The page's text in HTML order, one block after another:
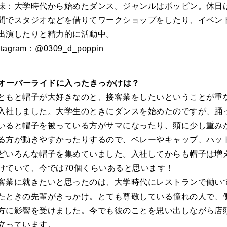
：大学時代から始めたダンス。ジャンルはポッピン。休日
でスタジオなどを借りてワークショップをしたり、イベン
演したりと精力的に活動中。
： @0309_d_poppin
ーバーライドに入ったきっかけは？
もと帽子が大好きなのと、接客業をしたいということが重
社しました。大学生のときにダンスを始めたのですが、踊
ると帽子を被っている方がサマになったり、頭に少し重み
方が動きやすかったりするので、ベレーやキャップ、ハッ
いろんな帽子を集めていました。入社してからも帽子は増
ていて、今では70個くらいあると思います！
業に就きたいと思ったのは、大学時代にレストランで働い
ときの先輩がきっかけ。とても尊敬している憧れの人で、
に影響を受けました。今でも彼のことを思い出しながら店
っています。